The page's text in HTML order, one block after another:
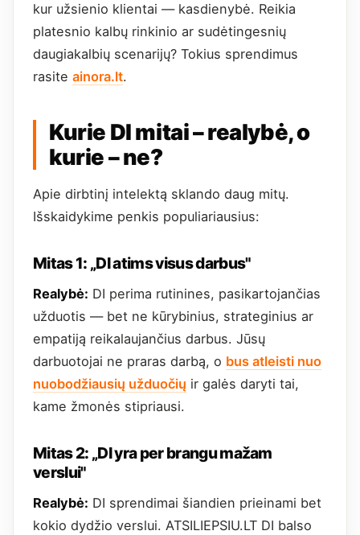
kur užsienio klientai — kasdienybė. Reikia
platesnio kalbų rinkinio ar sudėtingesnių
daugiakalbių scenarijų? Tokius sprendimus
rasite ainora.lt.
Kurie DI mitai – realybė, o
kurie – ne?
Apie dirbtinį intelektą sklando daug mitų.
Išskaidykime penkis populiariausius:
Mitas 1: „DI atims visus darbus"
Realybė: DI perima rutinines, pasikartojančias
užduotis — bet ne kūrybinius, strateginius ar
empatiją reikalaujančius darbus. Jūsų
darbuotojai ne praras darbą, o bus atleisti nuo
nuobodžiausių užduočių ir galės daryti tai,
kame žmonės stipriausi.
Mitas 2: „DI yra per brangu mažam
verslui"
Realybė: DI sprendimai šiandien prieinami bet
kokio dydžio verslui. ATSILIEPSIU.LT DI balso